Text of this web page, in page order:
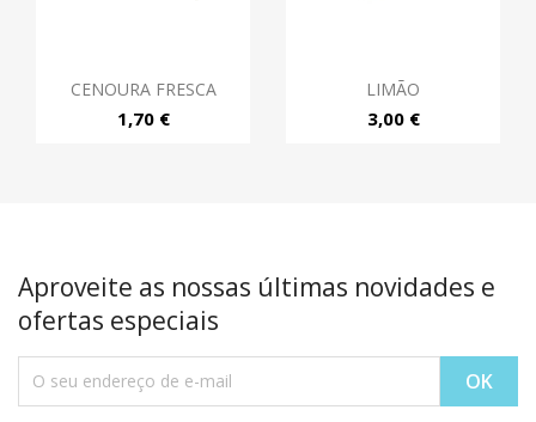
CENOURA FRESCA
1,70 €
LIMÃO
3,00 €
Aproveite as nossas últimas novidades e
ofertas especiais